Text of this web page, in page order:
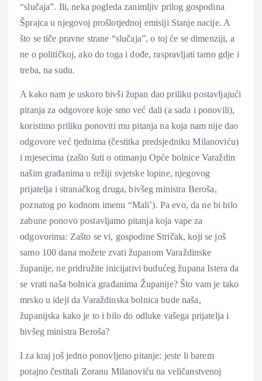
“slučaja”. Ili, neka pogleda zanimljiv prilog gospodina
Šprajca u njegovoj prošlotjednoj emisiji Stanje nacije. A
što se tiče pravne strane “slučaja”, o toj će se dimenziji, a
ne o političkoj, ako do toga i dođe, raspravljati tamo gdje i
treba, na sudu.
A kako nam je uskoro bivši župan dao priliku postavljajući
pitanja za odgovore koje smo već dali (a sada i ponovili),
koristimo priliku ponoviti mu pitanja na koja nam nije dao
odgovore već tjednima (čestitka predsjedniku Milanoviću)
i mjesecima (zašto šuti o otimanju Opće bolnice Varaždin
našim građanima u režiji svjetske lopine, njegovog
prijatelja i stranačkog druga, bivšeg ministra Beroša,
poznatog po kodnom imenu “Mali’). Pa evo, da ne bi bilo
zabune ponovo postavljamo pitanja koja vape za
odgovorima: Zašto se vi, gospodine Stričak, koji se još
samo 100 dana možete zvati županom Varaždinske
županije, ne pridružite inicijativi budućeg župana Istera da
se vrati naša bolnica građanima Županije? Što vam je tako
mrsko u ideji da Varaždinska bolnica bude naša,
županijska kako je to i bilo do odluke vašega prijatelja i
bivšeg ministra Beroša?
I za kraj još jedno ponovljeno pitanje: jeste li barem
potajno čestitali Zoranu Milanoviću na veličanstvenoj